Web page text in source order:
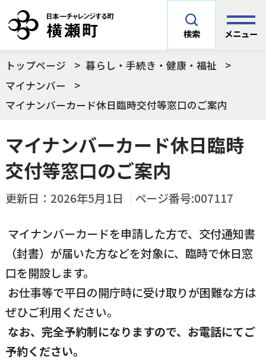
検索 メニュー
安全安心情報
できごとや場面から探す
結婚・妊娠／出産
予防接種／健診など
入学／転入学
手続きから探す
住民票 町税
印鑑登録 戸籍の届出
国民健康保険 マイナンバー
各種申請書
よく利用されているコンテンツ
横瀬町の施設
横瀬のふるさと納税
横瀬町の観光
暮らし・手続き・
健康・福祉
子育て・教育・生
涯学習
施設・文化 事業者の方向け
横瀬町のこと
トップページ
暮らし・手続き・健康・福祉
マイナンバー
マイナンバーカード休日臨時交付等窓口のご案内
マイナンバーカード休日臨時
交付等窓口のご案内
更新日： 2026年5月1日 ページ番号:007117
マイナンバーカードを申請した方で、交付通知書
（封書）が届いた方などを対象に、臨時で休日窓
口を開設します。
お仕事等で平日の開庁時に受け取りが困難な方は
ぜひご利用ください。
なお、完全予約制になりますので、お電話にてご
予約ください。